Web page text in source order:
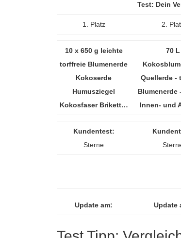
Test: Dein
1. Platz 2.
10 x 650 g leichte
torffreie Blumenerde
Kokoserde
Humusziegel
Kokosfaser Brikett…
70 L
Quellerde -
Blumenerde
Innen- und
Kundentest:
Sterne
Update am: Update